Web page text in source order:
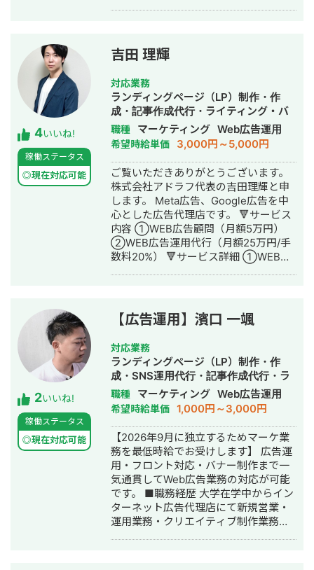
支援に従事。特にBtoBマーケティン
グ、リードジェネレーション、SEO戦
略の領域で支援実績を重ねる。 2021年
6月、デジタルマーケティング支援を手
がける株式会社deltaを設立、代表取締
役に就任。20社以上のクライアントの
事業成長を支援している。WEBマーケ
ティング戦略の立案から実行支援、社
内体制の構築まで、包括的なサポート
を提供。 得意領域は①SEO対策
②MEO対策③リスティング広告の3
つ。 https://delta-web.co.jp/ 【実績】
・関西エリアの不用品回収会社様 ご依
頼内容：飛び込みで集客していたが、
WEBでの集客を始めたい 施策：まずは
すぐに結果のでるリスティング広告か
ら始めることを提案。 不用品回収業者
広告を開始。 結果：CPA1500円で毎月
の問い合わせが30件達成 ・関西エリア
の引越し業者様 ご依頼内容：リスティ
ング広告からの売上があまり上がらな
い。 またSEO対策を行ってリスティン
グ広告の予算を減らしたい。 施策：リ
スティング広告の予算を少しずつ減ら
しながら、SEOの記事作成を開始。 結
果：リスティング広告はターゲットを
単身から家族へ変更することで売上向
上。 またCPAも5000円から3000円ま
で低下。 SEO対策は開始から1年で2万
PVを達成し、月間の問い合わせ数が
5〜10件継続的に発生。 ・東京の不用
品回収業者 ご依頼内容 ・大阪の外壁塗
装業者
4いいね!
稼働ステータス
◎現在対応可能
吉田 理輝
対応業務
ランディングページ（LP）制作・作
成・記事作成代行・ライティング・バ
ナー制作・デザイン・リスティング広
告運用代行・動画制作・動画編集
職種 マーケティング Web広告運用
希望時給単価 3,000円～5,000円
ご覧いただきありがとうございます。
株式会社アドラフ代表の吉田理輝と申
します。 Meta広告、Google広告を中
心とした広告代理店です。 🔻サービス
内容 ①WEB広告顧問（月額5万円）
②WEB広告運用代行（月額25万円/手
数料20%） 🔻サービス詳細 ①WEB広
を目指されている企業様向けです。 基
本的にはチャットにてサポートさせて
いただきます。 質問例 ・今出稿してい
る業種のCPAの相場感 ・配信設定につ
いての相談 ・CRの添削 ・LPの添削 な
ど。 ②WEB広告運用代行（月額25万
円/手数料20%） 費用は月間広告費によ
り2パターンに分かれます。 月間広告
費100万円以下の場合 月額25万円 月
間広告費100万円以上の場合 月間広告
費20% ※LPO不要で純粋な広告運用の
みの場合15万円となります。 ご契約後
の作業内容はこちらです。 ・広告運用
プランニング作成 ・配信初期設定 ・
日々の配信調整 ・画像クリエイティブ
制作 ・LP修正（FV、セクション毎の
修正） ・KW/見出しなどのテキスト制
2いいね!
稼働ステータス
◎現在対応可能
【広告運用】濱口 一颯
対応業務
ランディングページ（LP）制作・作
成・SNS運用代行・記事作成代行・ラ
イティング・ホームページ制作・作
成・バナー制作・デザイン・リスティ
ング広告運用代行・動画制作・動画編
集・営業代行
職種 マーケティング Web広告運用
希望時給単価 1,000円～3,000円
【2026年9月に独立するためマーケ業
務を最低時給でお受けします】 広告運
用・フロント対応・バナー制作まで一
気通貫してWeb広告業務の対応が可能
です。 ■職務経歴 大学在学中からイン
ターネット広告代理店にて新規営業・
運用業務・クリエイティブ制作業務を